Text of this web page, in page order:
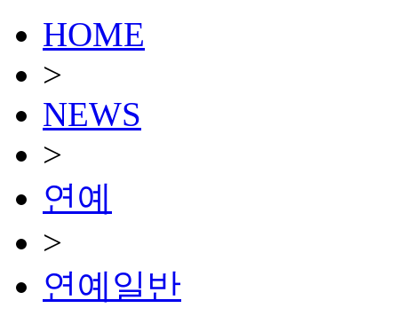
HOME
>
NEWS
>
연예
>
연예일반